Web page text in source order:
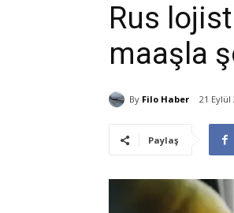
Rus
maaşla
By Filo Haber 21 Eylül
Paylaş